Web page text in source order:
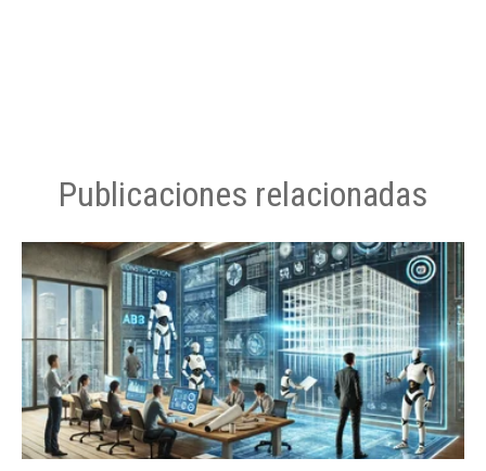
Publicaciones relacionadas